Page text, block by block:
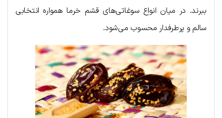
ببرند. در میان انواع سوغاتی‌های قشم خرما همواره انتخابی
سالم و پرطرفدار محسوب می‌شود.